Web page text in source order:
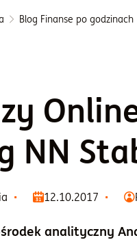
Blog Finanse po godzinach
NN
12.10.2017
analityczny